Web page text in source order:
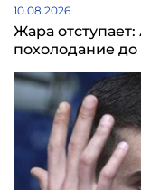
10.08.2026
Жара
похолодание до